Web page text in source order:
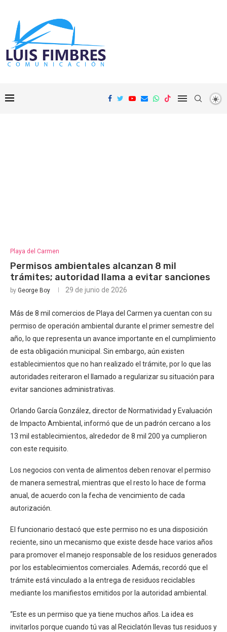
Playa del Carmen
Permisos ambientales alcanzan 8 mil
trámites; autoridad llama a evitar sanciones
by George Boy 29 de junio de 2026
Más de 8 mil comercios de Playa del Carmen ya cuentan con su
permiso de operación ambiental durante el primer semestre del
año, lo que representa un avance importante en el cumplimiento
de esta obligación municipal. Sin embargo, aún existen
establecimientos que no han realizado el trámite, por lo que las
autoridades reiteraron el llamado a regularizar su situación para
evitar sanciones administrativas.
Orlando García González, director de Normatividad y Evaluación
de Impacto Ambiental, informó que de un padrón cercano a los
13 mil establecimientos, alrededor de 8 mil 200 ya cumplieron
con este requisito.
Los negocios con venta de alimentos deben renovar el permiso
de manera semestral, mientras que el resto lo hace de forma
anual, de acuerdo con la fecha de vencimiento de cada
autorización.
El funcionario destacó que este permiso no es una disposición
reciente, sino un mecanismo que existe desde hace varios años
para promover el manejo responsable de los residuos generados
por los establecimientos comerciales. Además, recordó que el
trámite está vinculado a la entrega de residuos reciclables
mediante los manifiestos emitidos por la autoridad ambiental.
“Este es un permiso que ya tiene muchos años. La idea es
invitarlos porque cuando tú vas al Reciclatón llevas tus residuos y